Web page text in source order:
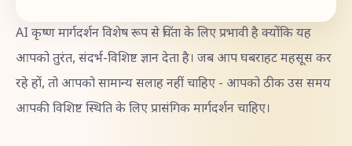
AI कृष्ण मार्गदर्शन विशेष रूप से चिंता के लिए प्रभावी है क्योंकि यह
आपको तुरंत, संदर्भ-विशिष्ट ज्ञान देता है। जब आप घबराहट महसूस कर
रहे हों, तो आपको सामान्य सलाह नहीं चाहिए - आपको ठीक उस समय
आपकी विशिष्ट स्थिति के लिए प्रासंगिक मार्गदर्शन चाहिए।